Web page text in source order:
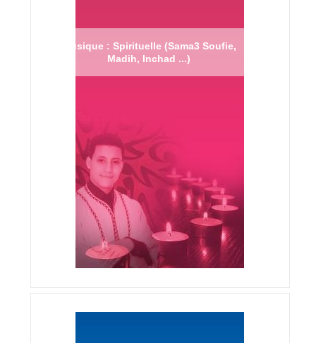
Musique : Spirituelle (Sama3 Soufie,
Madih, Inchad ...)